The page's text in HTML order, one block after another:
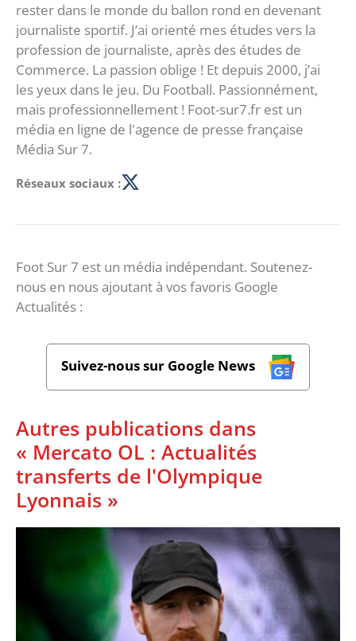
rester dans le monde du ballon rond en devenant
journaliste sportif. J’ai orienté mes études vers la
profession de journaliste, après des études de
Commerce. La passion oblige ! Et depuis 2000, j’ai
les yeux dans le jeu. Du Football. Passionnément,
mais professionnellement ! Foot-sur7.fr est un
média en ligne de l'agence de presse française
Média Sur 7.
Réseaux sociaux :
Foot Sur 7 est un média indépendant. Soutenez-
nous en nous ajoutant à vos favoris Google
Actualités :
Suivez-nous sur Google News
Autres publications dans
« Mercato OL : Actualités
transferts de l'Olympique
Lyonnais »